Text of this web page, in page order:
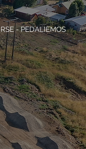
RSE - PEDALIEMOS